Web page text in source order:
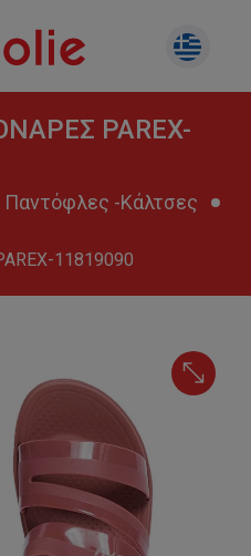
PAREX-
Παντόφλες -Κάλτσες
11819090